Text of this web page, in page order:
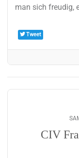
man sich freudig,
Tweet
CIV